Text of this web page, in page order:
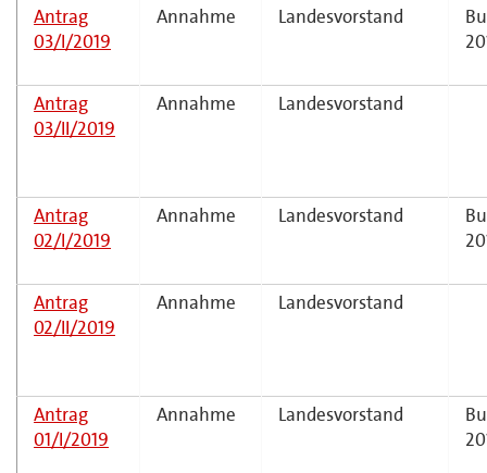
Antrag
03/I/2019
Annahme Landesvorstand
Antrag
03/II/2019
Annahme Landesvorstand
Antrag
02/I/2019
Annahme Landesvorstand
Antrag
02/II/2019
Annahme Landesvorstand
Antrag
01/I/2019
Annahme Landesvorstand